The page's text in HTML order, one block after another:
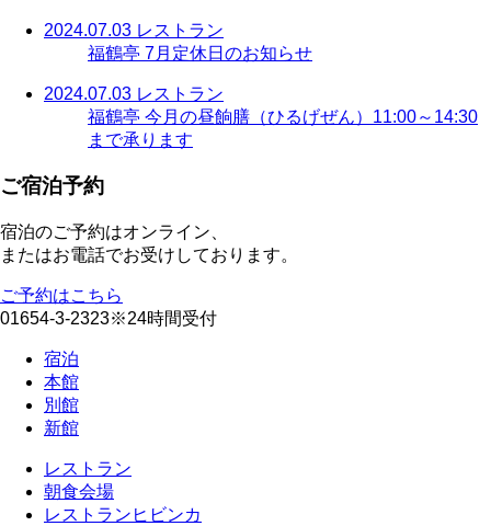
2024.07.03 レストラン
福鶴亭 7月定休日のお知らせ
2024.07.03 レストラン
福鶴亭 今月の昼餉膳（ひるげぜん）11:00～14:30
まで承ります
ご宿泊予約
宿泊のご予約はオンライン、
またはお電話でお受けしております。
ご予約はこちら
01654-3-2323※24時間受付
宿泊
本館
別館
新館
レストラン
朝食会場
レストランヒビンカ